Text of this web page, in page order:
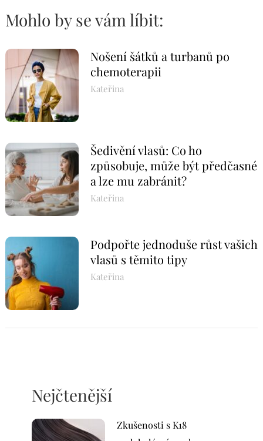
Mohlo by se vám líbit:
Nošení šátků a turbanů po
chemoterapii
Kateřina
Šedivění vlasů: Co ho
způsobuje, může být předčasné
a lze mu zabránit?
Kateřina
Podpořte jednoduše růst vašich
vlasů s těmito tipy
Kateřina
Nejčtenější
Zkušenosti s K18